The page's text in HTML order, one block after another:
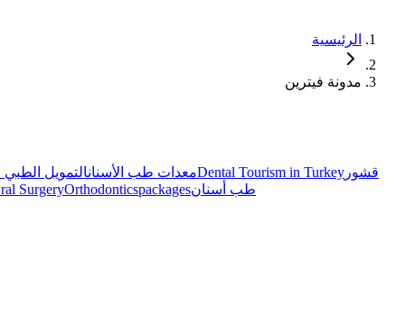
الرئيسية
مدونة فيترين
معدات طب الأسنانالتمويل الطبي Dental Tourism in Turkey قشور
SurgeryOrthodonticspackagesطب أسنان